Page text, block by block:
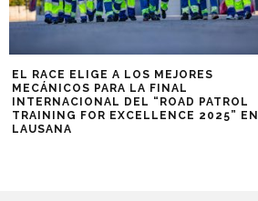
EL RACE ELIGE A LOS MEJORES
MECÁNICOS PARA LA FINAL
INTERNACIONAL DEL “ROAD PATROL
TRAINING FOR EXCELLENCE 2025” EN
LAUSANA